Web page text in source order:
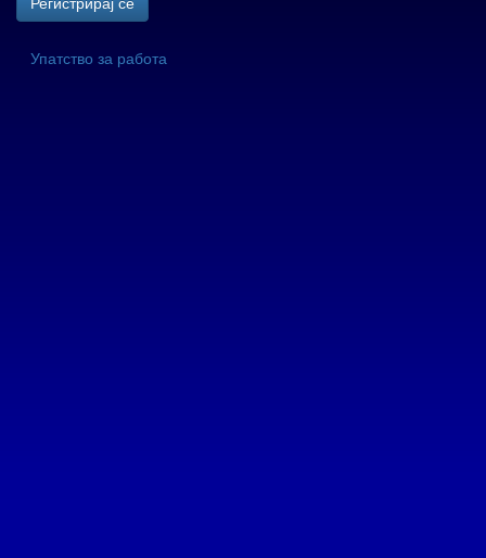
Упатство за работа